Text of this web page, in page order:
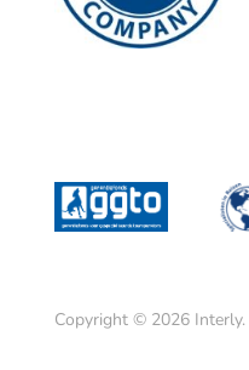
Copyright © 2026 Interly.